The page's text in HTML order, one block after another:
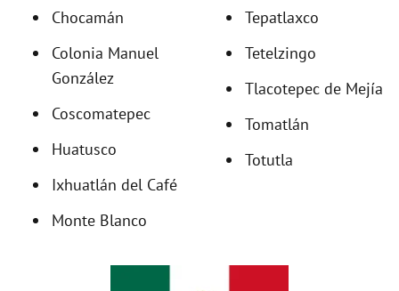
Chocamán
Colonia Manuel
González
Coscomatepec
Huatusco
Ixhuatlán del Café
Monte Blanco
Tepatlaxco
Tetelzingo
Tlacotepec de Mejía
Tomatlán
Totutla